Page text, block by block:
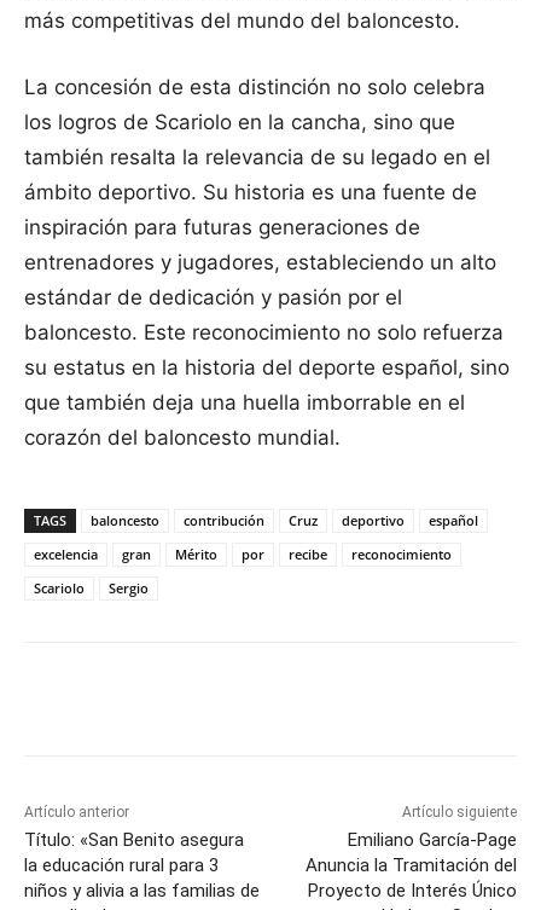
más competitivas del mundo del baloncesto.
La concesión de esta distinción no solo celebra
los logros de Scariolo en la cancha, sino que
también resalta la relevancia de su legado en el
ámbito deportivo. Su historia es una fuente de
inspiración para futuras generaciones de
entrenadores y jugadores, estableciendo un alto
estándar de dedicación y pasión por el
baloncesto. Este reconocimiento no solo refuerza
su estatus en la historia del deporte español, sino
que también deja una huella imborrable en el
corazón del baloncesto mundial.
TAGS baloncesto contribución Cruz deportivo
español
excelencia
gran Mérito por recibe
reconocimiento
Scariolo
Sergio
Artículo anterior
Título: «San Benito asegura
la educación rural para 3
niños y alivia a las familias de
Artículo siguiente
Emiliano García-Page
Anuncia la Tramitación del
Proyecto de Interés Único